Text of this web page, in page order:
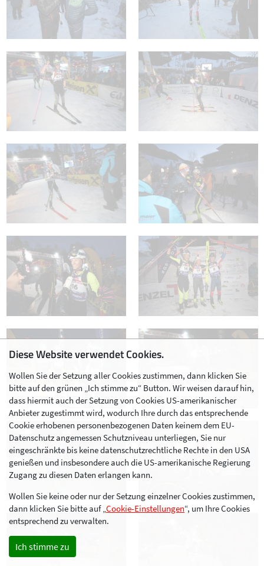
Diese Website verwendet Cookies.
Wollen Sie der Setzung aller Cookies zustimmen, dann klicken Sie
bitte auf den grünen „Ich stimme zu“ Button. Wir weisen darauf hin,
dass hiermit auch der Setzung von Cookies US-amerikanischer
Anbieter zugestimmt wird, wodurch Ihre durch das entsprechende
Cookie erhobenen personenbezogenen Daten keinem dem EU-
Datenschutz angemessen Schutzniveau unterliegen, Sie nur
eingeschränkte bis keine datenschutzrechtliche Rechte in den USA
genießen und insbesondere auch die US-amerikanische Regierung
Zugang zu diesen Daten erlangen kann.
Wollen Sie keine oder nur der Setzung einzelner Cookies zustimmen,
dann klicken Sie bitte auf „Cookie-Einstellungen“, um Ihre Cookies
entsprechend zu verwalten.
Ich stimme zu